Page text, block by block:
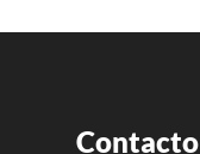
Contacto